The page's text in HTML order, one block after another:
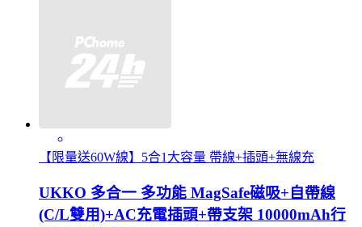
【限量送60W線】5合1大容量 帶線+插頭+無線充
UKKO 多合一 多功能 MagSafe磁吸+自帶線
(C/L雙用)+AC充電插頭+帶支架 10000mAh行